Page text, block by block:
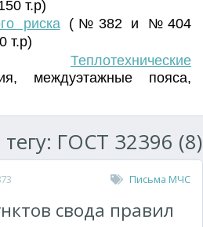
т.р)
риска(№382 и №404
т.р)
Теплотехнические
, междуэтажные пояса,
ГОСТ 32396 (8)
Письма МЧС
свода правил